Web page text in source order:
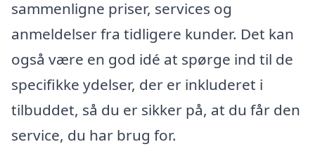
sammenligne priser, services og
anmeldelser fra tidligere kunder. Det kan
også være en god idé at spørge ind til de
specifikke ydelser, der er inkluderet i
tilbuddet, så du er sikker på, at du får den
service, du har brug for.